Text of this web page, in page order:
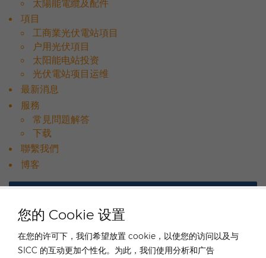
您的 Cookie 设置
在您的许可下，我们希望放置 cookie，以使您的访问以及与
SICC 的互动更加个性化。为此，我们使用分析和广告
太陽能電纜及配件
項目
工商業光伏電站項目
户用光伏項目
太阳能电站投资
光伏電站项目运维
最新消息
服務
常見問題解答
下载
聯繫我們
博客